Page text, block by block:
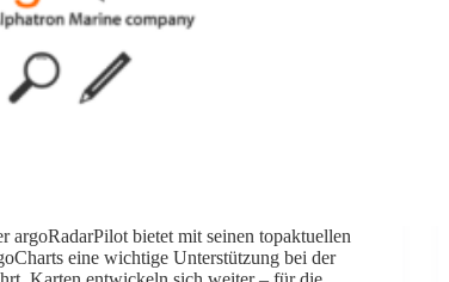
argoRadarPilot bietet mit seinen topaktuellen
eine wichtige Unterstützung bei der